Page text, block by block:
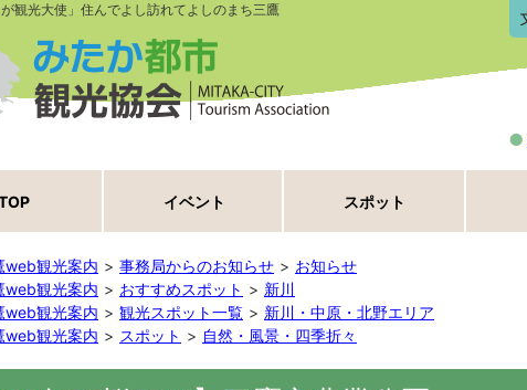
が観光大使」住んでよし訪れてよしのまち三鷹
イベント スポット
web観光案内 事務局からのお知らせ
お知らせ
web観光案内 おすすめスポット
新川
web観光案内 観光スポット一覧
新川・中原・北野エリア
web観光案内 スポット 自然・風景・四季折々